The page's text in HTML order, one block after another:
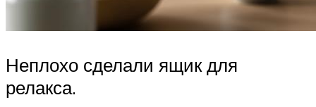
Неплохо сделали ящик для
релакса.